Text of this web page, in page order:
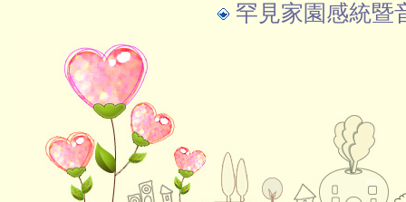
罕見家園感統暨